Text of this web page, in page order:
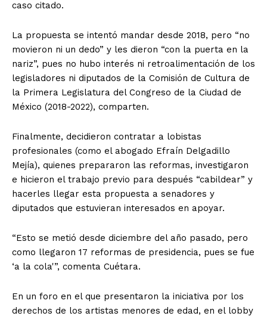
caso citado.
La propuesta se intentó mandar desde 2018, pero “no
movieron ni un dedo” y les dieron “con la puerta en la
nariz”, pues no hubo interés ni retroalimentación de los
legisladores ni diputados de la Comisión de Cultura de
la Primera Legislatura del Congreso de la Ciudad de
México (2018-2022), comparten.
Finalmente, decidieron contratar a lobistas
profesionales (como el abogado Efraín Delgadillo
Mejía), quienes prepararon las reformas, investigaron
e hicieron el trabajo previo para después “cabildear” y
hacerles llegar esta propuesta a senadores y
diputados que estuvieran interesados en apoyar.
“Esto se metió desde diciembre del año pasado, pero
como llegaron 17 reformas de presidencia, pues se fue
‘a la cola'”, comenta Cuétara.
En un foro en el que presentaron la iniciativa por los
derechos de los artistas menores de edad, en el lobby